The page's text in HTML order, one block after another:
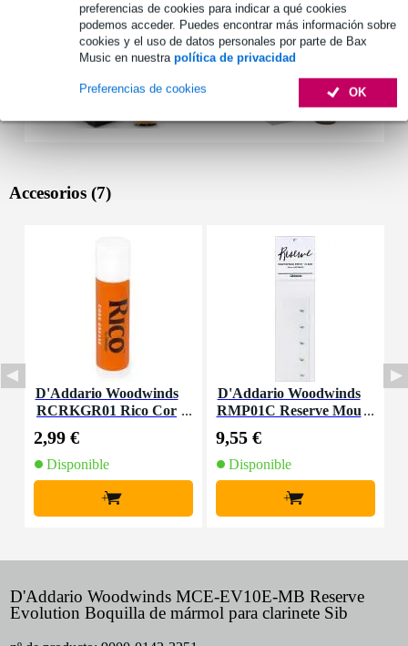
preferencias de cookies para indicar a qué cookies
podemos acceder. Puedes encontrar más información sobre
cookies y el uso de datos personales por parte de Bax
Music en nuestra política de privacidad
OK
Preferencias de cookies
Accesorios (7)
D'Addario Woodwinds
RCRKGR01 Rico Cor
2,99 €
Disponible
+
D'Addario Woodwinds
RMP01C Reserve Mou
(Pack of 5)
9,55 €
Disponible
+
D'Addario Woodwinds MCE-EV10E-MB Reserve
Evolution Boquilla de mármol para clarinete Sib